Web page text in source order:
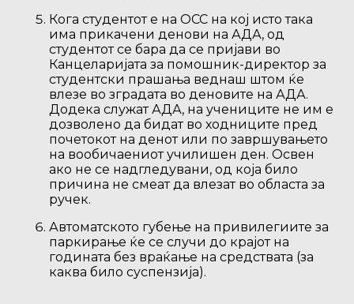
Кога студентот е на ОСС на кој исто така
има прикачени денови на АДА, од
студентот се бара да се пријави во
Канцеларијата за помошник-директор за
студентски прашања веднаш штом ќе
влезе во зградата во деновите на АДА.
Додека служат АДА, на учениците не им е
дозволено да бидат во ходниците пред
почетокот на денот или по завршувањето
на вообичаениот училишен ден. Освен
ако не се надгледувани, од која било
причина не смеат да влезат во областа за
ручек.
Автоматското губење на привилегиите за
паркирање ќе се случи до крајот на
годината без враќање на средствата (за
каква било суспензија).